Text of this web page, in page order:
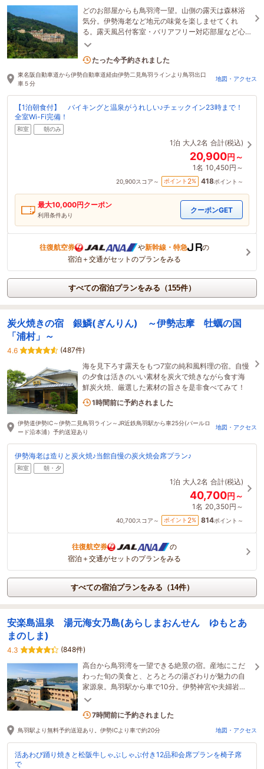
どのお部屋からも鳥羽湾一望。山側の露天は森林浴
気分。伊勢海老など地元の味覚を楽しませてくれ
る。露天風呂付客室・バリアフリー対応部屋など心
配り◎の宿。赤ちゃんの温泉デビューにもおすすめ
6名がこの宿を見ています
たった今予約されました
東名阪自動車道から伊勢自動車道経由伊勢二見鳥羽ラインより鳥羽出口
車５分
地図・アクセス
【1泊朝食付】 バイキングと温泉がうれしい♪チェックイン23時まで！
全室Wi-Fi完備！
和室 朝のみ
1泊 大人2名 合計(税込)
20,900円～
1名 10,450円～
20,900スコア～ ポイント 2% 418ポイント～
最大10,000円クーポン
利用条件あり
クーポンGET
往復航空券 や新幹線・特急
の
宿泊＋交通がセットのプランをみる
すべての宿泊プランをみる（155件）
炭火焼きの宿 銀鱗(ぎんりん) ～伊勢志摩 牡蠣の国
「浦村」～
4.6
(487件)
海を見下ろす露天をもつ7室の純和風料理の宿。自慢
の夕食は活きのいい素材を炭火で焼きながら食す海
鮮炭火焼、厳選した素材の旨さを是非食べてみて！
1名がこの宿を見ています
伊勢道伊勢IC～伊勢二見鳥羽ライン～JR近鉄鳥羽駅から車25分(パールロ
ード沿本浦）予約送迎あり
地図・アクセス
伊勢海老は造りと炭火焼♪当館自慢の炭火焼会席プラン♪
和室 朝・夕
1泊 大人2名 合計(税込)
40,700円～
1名 20,350円～
40,700スコア～ ポイント 2% 814ポイント～
往復航空券
の
宿泊＋交通がセットのプランをみる
すべての宿泊プランをみる（14件）
安楽島温泉 湯元海女乃島(あらしまおんせん ゆもとあ
まのしま)
4.3
(848件)
高台から鳥羽湾を一望できる絶景の宿。産地にこだ
わった旬の美食と、とろとろの湯ざわりが魅力の自
家源泉。鳥羽駅から車で10分。伊勢神宮や夫婦岩へ
のアクセスも◎
3名がこの宿を見ています
7時間前に予約されました
鳥羽駅より無料予約送迎あり。伊勢ICより車で約20分 地図・アクセス
活あわび踊り焼きと松阪牛しゃぶしゃぶ付き12品和会席プランを椅子席
で